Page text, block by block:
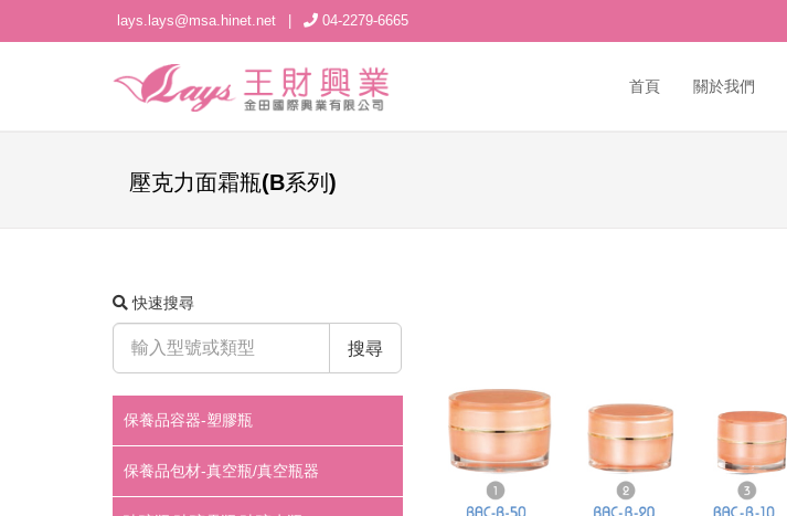
lays.lays@msa.hinet.net 04-2279-6665
首頁 關於我們
壓克力面霜瓶(B系列)
快速搜尋
搜尋
保養品容器-塑膠瓶
保養品包材-真空瓶/真空瓶器